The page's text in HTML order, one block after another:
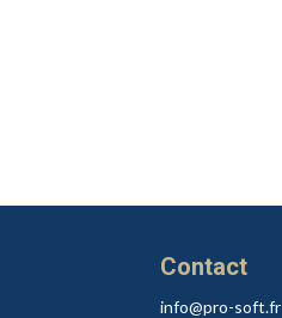
Contact
info@pro-soft.fr